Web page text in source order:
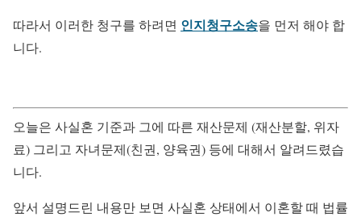
따라서 이러한 청구를 하려면 인지청구소송을 먼저 해야 합
니다.
오늘은 사실혼 기준과 그에 따른 재산문제 (재산분할, 위자
료) 그리고 자녀문제(친권, 양육권) 등에 대해서 알려드렸습
니다.
앞서 설명드린 내용만 보면 사실혼 상태에서 이혼할 때 법률